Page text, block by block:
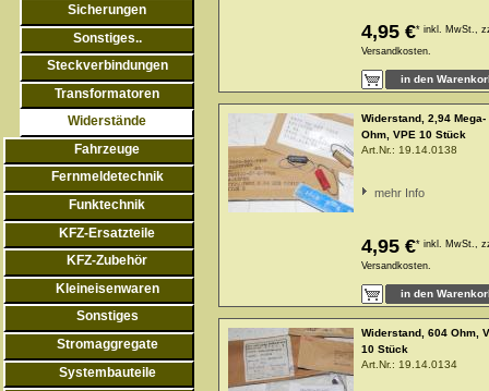
Sicherungen
Sonstiges..
Steckverbindungen
Transformatoren
Widerstände
Fahrzeuge
Fernmeldetechnik
Funktechnik
KFZ-Ersatzteile
KFZ-Zubehör
Kleineisenwaren
Sonstiges
Stromaggregate
Systembauteile
4,95 €* inkl. MwSt.,
Versandkosten.
Widerstand, 2,94 Mega-
Ohm, VPE 10 Stück
Art.Nr.: 19.14.0138
mehr Info
4,95 €* inkl. MwSt.,
Versandkosten.
Widerstand, 604 Ohm,
10 Stück
Art.Nr.: 19.14.0134